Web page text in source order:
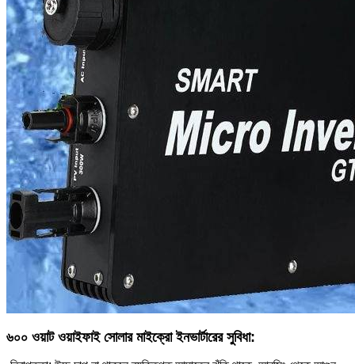
৬০০ ওয়াট ওয়াইফাই সোলার মাইক্রো ইনভার্টারের সুবিধা: